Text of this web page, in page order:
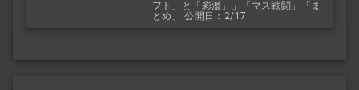
フト」と「彩濫」」「マス戦闘」「ま
とめ」 公開日：2/17